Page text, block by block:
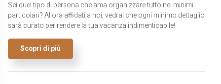
Sei quel tipo di persona che ama organizzare tutto nei minimi
particolari? Allora affidati a noi, vedrai che ogni minimo dettaglio
sarà curato per rendere la tua vacanza indimenticabile!
Scopri di più